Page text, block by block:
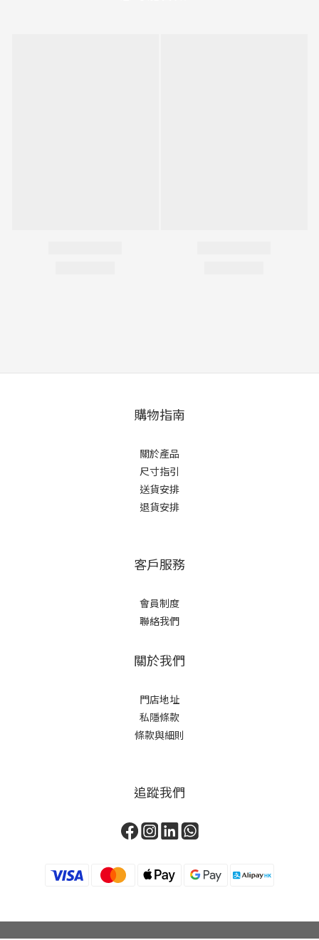
購物指南
關於產品
尺寸指引
送貨安排
退貨安排
客戶服務
會員制度
聯絡我們
關於我們
門店地址
私隱條款
條款與細則
追蹤我們